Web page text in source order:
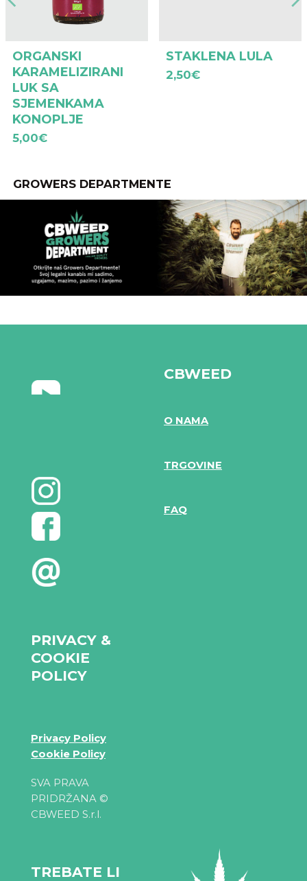
ORGANSKI
KARAMELIZIRANI
LUK SA
SJEMENKAMA
KONOPLJE
5,00€
STAKLENA LULA
2,50€
GROWERS DEPARTMENTE
PRIVACY &
COOKIE
POLICY
Privacy Policy
Cookie Policy
SVA PRAVA
PRIDRŽANA ©
CBWEED S.r.l.
CBWEED
O NAMA
TRGOVINE
FAQ
TREBATE LI